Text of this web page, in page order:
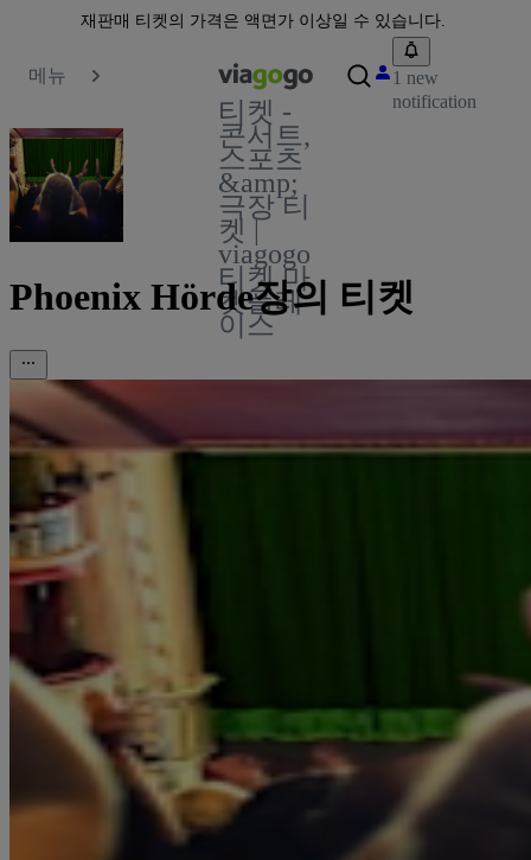
재판매 티켓의 가격은 액면가 이상일 수 있습니다.
메뉴
티켓 -
콘서트,
스포츠
&amp;
극장 티
켓 |
viagogo
티켓 마
켓플레
이스
1 new
notification
Phoenix Hörde장의 티켓